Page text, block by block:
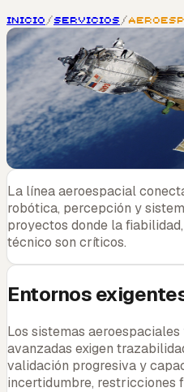
Inicio/Servicios/
Orientado a sistemas
Definición técnica del
Prototipo, banco de
funcional
Pipelines de
Roadmap de
La línea aeroespacial
robótica, percepción y
proyectos donde la
técnico son críticos.
Entornos
Los sistemas
avanzadas exigen
validación progresiva y
incertidumbre, restricciones